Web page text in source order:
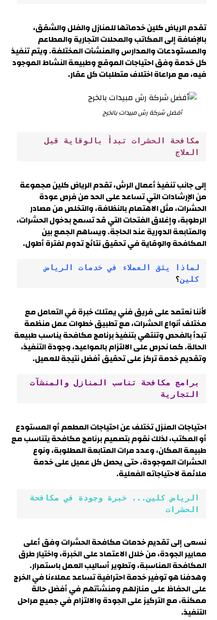
تقدم الرياض كلين خدماتها للمنازل والفلل والشقق،
بالإضافة إلى المكاتب والمحلات التجارية والمطاعم
والمستودعات والمدارس والمنشآت المختلفة. ويتم تنفيذ
كل خدمة وفق احتياجات الموقع وطبيعة النشاط الموجود
فيه، مع مراعاة اختلاف متطلبات كل عقار.
أفضل شركة رش مبيدات بالخرج
مكافحة الحشرات تبدأ بالوقاية قبل
العلاج
إلى جانب تنفيذ أعمال الرش، تقدم الرياض كلين مجموعة
من الإرشادات التي تساعد على الحد من فرص عودة
الحشرات، مثل الاهتمام بالنظافة، والتخلص من مصادر
الرطوبة، وإغلاق الفتحات التي قد تسمح بدخول الحشرات،
والمتابعة الدورية عند الحاجة. ويساهم الجمع بين
المكافحة والوقاية في تحقيق نتائج تدوم لفترة أطول.
لماذا يثق العملاء في خدمات الرياض
كلين؟
لأننا نعتمد على فريق فني يمتلك خبرة في التعامل مع
مختلف أنواع الحشرات، مع تطبيق خطوات عمل منظمة
تبدأ بالفحص وتنتهي بتنفيذ برنامج مكافحة يناسب طبيعة
الحالة. كما نحرص على الالتزام بالمواعيد، وجودة التنفيذ،
وتقديم خدمة تركز على تحقيق أفضل نتيجة للعميل.
التجارية
احتياجات المنزل تختلف عن احتياجات المطعم أو المستودع
أو المكتب، لذلك نقوم بتصميم برنامج مكافحة يتناسب مع
طبيعة المكان، وعدد مرات المتابعة المطلوبة، ونوع
الحشرات الموجودة، حتى يحصل كل عميل على خدمة
ملائمة لاحتياجاته الفعلية.
الحشرات
نسعى إلى تقديم خدمات مكافحة الحشرات وفق أعلى
معايير الجودة، من خلال الاعتماد على الخبرة، واختيار طرق
المكافحة المناسبة، وتطوير أساليب العمل باستمرار.
وهدفنا هو توفير خدمة احترافية تساعد عملاءنا في الخرج
على الحفاظ على منازلهم ومنشآتهم في أفضل حالة
ممكنة، مع التركيز على الجودة والالتزام في جميع مراحل
التنفيذ.